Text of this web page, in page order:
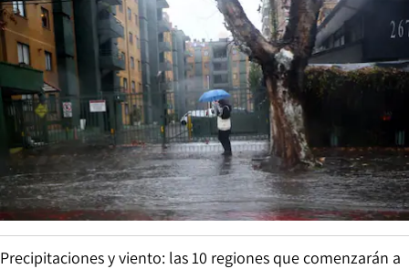
Precipitaciones y viento: las 10 regiones que comenzarán a